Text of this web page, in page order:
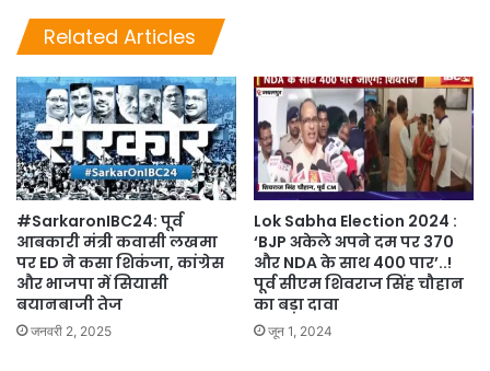
Related Articles
#SarkaronIBC24: पूर्व
आबकारी मंत्री कवासी लखमा
पर ED ने कसा शिकंजा, कांग्रेस
और भाजपा में सियासी
बयानबाजी तेज
जनवरी 2, 2025
Lok Sabha Election 2024 :
‘BJP अकेले अपने दम पर 370
और NDA के साथ 400 पार’..!
पूर्व सीएम शिवराज सिंह चौहान
का बड़ा दावा
जून 1, 2024